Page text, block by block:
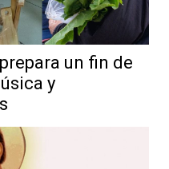
un fin de
y